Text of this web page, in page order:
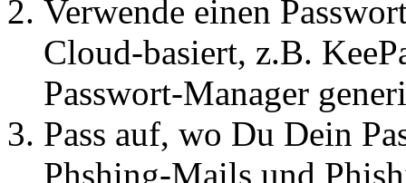
Verwende einen
Cloud-basiert, z.B.
Passwort-Manager
Pass auf, wo Du Dein
Phshing-Mails und